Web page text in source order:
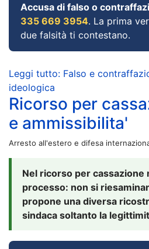
Accusa di falso o
335 669 3954. La prima
due falsità ti contestano.
Leggi tutto: Falso e
ideologica
Ricorso per
e ammissibilita'
Arresto all'estero e difesa
Nel ricorso per cassazione
processo: non si
propone una diversa
sindaca soltanto la